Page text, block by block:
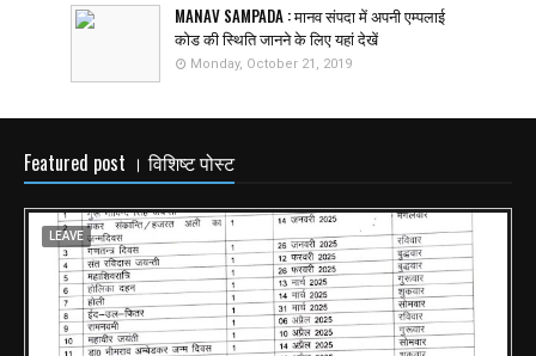
MANAV SAMPADA : मानव संपदा में अपनी एम्पलाई
कोड की स्थिति जानने के लिए यहां देखें
Monday, October 21, 2019
Featured post । विशिष्ट पोस्ट
LEAVE